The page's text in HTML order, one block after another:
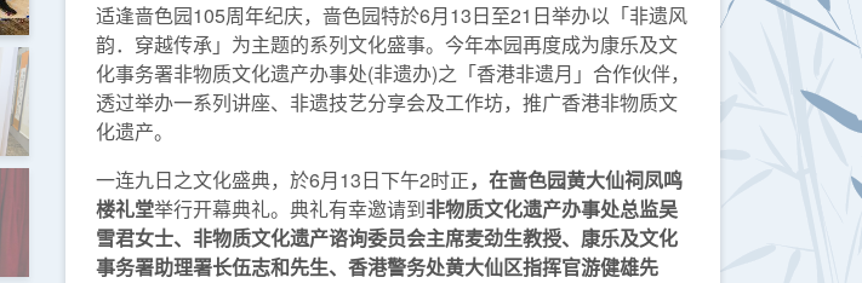
适逢啬色园105周年纪庆，啬色园特於6月13日至21日举办以「非遗风
韵．穿越传承」为主题的系列文化盛事。今年本园再度成为康乐及文
化事务署非物质文化遗产办事处(非遗办)之「香港非遗月」合作伙伴，
透过举办一系列讲座、非遗技艺分享会及工作坊，推广香港非物质文
化遗产。
一连九日之文化盛典，於6月13日下午2时正，在啬色园黄大仙祠凤鸣
楼礼堂举行开幕典礼。典礼有幸邀请到非物质文化遗产办事处总监吴
雪君女士、非物质文化遗产谘询委员会主席麦劲生教授、康乐及文化
事务署助理署长伍志和先生、香港警务处黄大仙区指挥官游健雄先